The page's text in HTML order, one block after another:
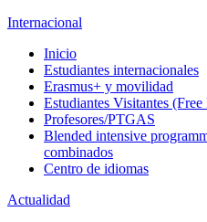
Internacional
Inicio
Estudiantes internacionales
Erasmus+ y movilidad
Estudiantes Visitantes
Profesores/PTGAS
Blended intensive
combinados
Centro de idiomas
Actualidad